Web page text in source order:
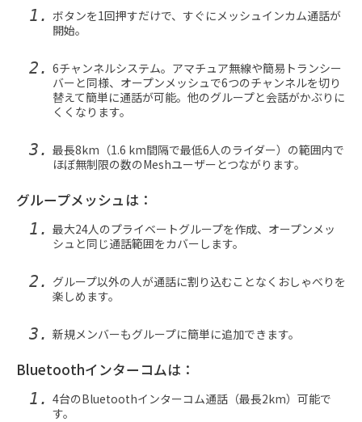
ボタンを1回押すだけで、すぐにメッシュインカム通話が
開始。
6チャンネルシステム。アマチュア無線や簡易トランシー
バーと同様、オープンメッシュで6つのチャンネルを切り
替えて簡単に通話が可能。他のグループと会話がかぶりに
くくなります。
最長8km（1.6 km間隔で最低6人のライダー）の範囲内で
ほぼ無制限の数のMeshユーザーとつながります。
グループメッシュは：
最大24人のプライベートグループを作成、オープンメッ
シュと同じ通話範囲をカバーします。
グループ以外の人が通話に割り込むことなくおしゃべりを
楽しめます。
新規メンバーもグループに簡単に追加できます。
Bluetoothインターコムは：
4台のBluetoothインターコム通話（最長2km）可能で
す。